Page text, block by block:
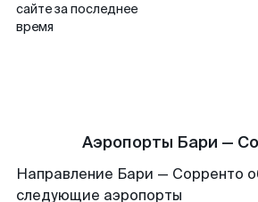
сайте за последнее
время
Аэропорты Бари —
Направление Бари — Сорренто
следующие аэропорты